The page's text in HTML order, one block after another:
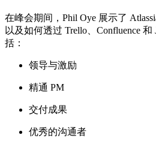
在峰会期间，Phil Oye 展示了
以及如何透过 Trello、Confluence
括：
领导与激励
精通 PM
交付成果
优秀的沟通者